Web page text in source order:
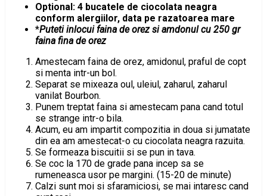
Optional: 4 bucatele de ciocolata neagra
conform alergiilor, data pe razatoarea mare
*Puteti inlocui faina de orez si amdonul cu 250 gr
faina fina de orez
Amestecam faina de orez, amidonul, praful de copt
si menta intr-un bol.
Separat se mixeaza oul, uleiul, zaharul, zaharul
vanilat Bourbon.
Punem treptat faina si amestecam pana cand totul
se strange intr-o bila.
Acum, eu am impartit compozitia in doua si jumatate
din ea am amestecat-o cu ciocolata neagra razuita.
Se formeaza biscuitii si se pun in tava.
Se coc la 170 de grade pana incep sa se
rumeneasca usor pe margini. (15-20 de minute)
Calzi sunt moi si sfaramiciosi, se mai intaresc cand